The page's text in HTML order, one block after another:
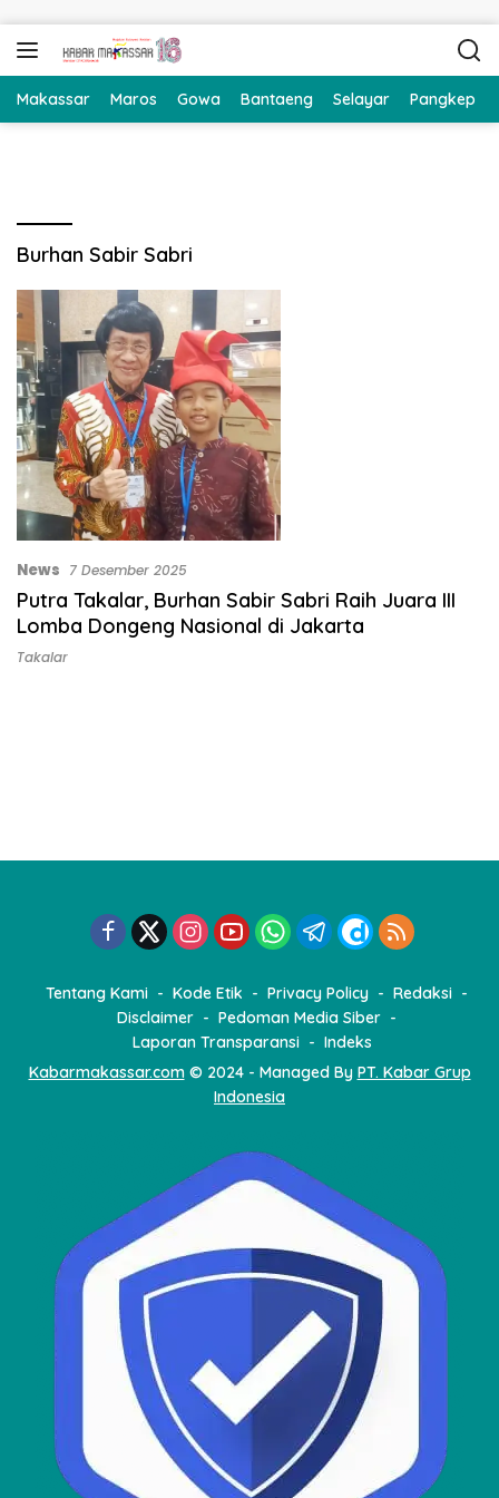
Makassar Maros Gowa Bantaeng Selayar Pangkep
Burhan Sabir Sabri
News 7 Desember 2025
Putra Takalar, Burhan Sabir Sabri Raih Juara III
Lomba Dongeng Nasional di Jakarta
Takalar
Tentang Kami Kode Etik Privacy Policy
Redaksi
Disclaimer
Pedoman Media Siber
Laporan Transparansi
Indeks
Kabarmakassar.com© 2024 - Managed By PT. Kabar Grup
Indonesia